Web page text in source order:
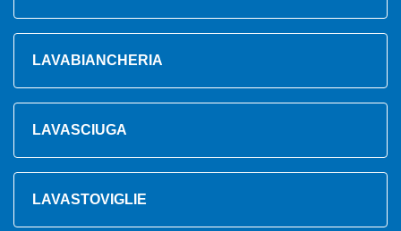
LAVABIANCHERIA
LAVASCIUGA
LAVASTOVIGLIE